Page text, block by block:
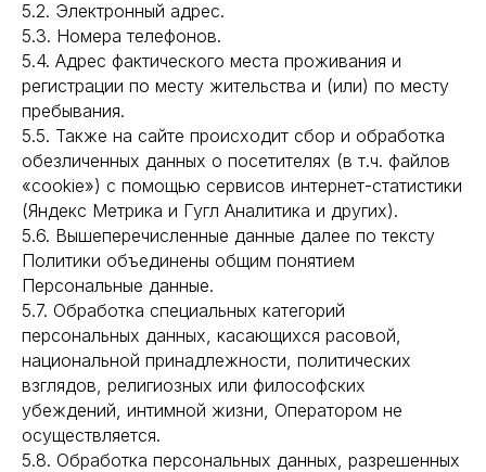
5.2. Электронный адрес.
5.3. Номера телефонов.
5.4. Адрес фактического места проживания и
регистрации по месту жительства и (или) по месту
пребывания.
5.5. Также на сайте происходит сбор и обработка
обезличенных данных о посетителях (в т.ч. файлов
«cookie») с помощью сервисов интернет-статистики
(Яндекс Метрика и Гугл Аналитика и других).
5.6. Вышеперечисленные данные далее по тексту
Политики объединены общим понятием
Персональные данные.
5.7. Обработка специальных категорий
персональных данных, касающихся расовой,
национальной принадлежности, политических
взглядов, религиозных или философских
убеждений, интимной жизни, Оператором не
осуществляется.
5.8. Обработка персональных данных, разрешенных